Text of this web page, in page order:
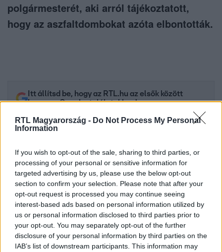
RTL Magyarország - Do Not Process My Personal
Information
If you wish to opt-out of the sale, sharing to third parties, or
processing of your personal or sensitive information for
targeted advertising by us, please use the below opt-out
section to confirm your selection. Please note that after your
opt-out request is processed you may continue seeing
interest-based ads based on personal information utilized by
us or personal information disclosed to third parties prior to
your opt-out. You may separately opt-out of the further
disclosure of your personal information by third parties on the
IAB’s list of downstream participants. This information may
polgármesterét, aki arról tájékoztatott,
hogy az aszfaltdombokat azóta elbontották.
Itt állítsd be, hogy az RTL.hu az elsők között
legyen a Google-találatokban!
Kövess minket, és értesülj a friss hírekről a
Facebookon is!